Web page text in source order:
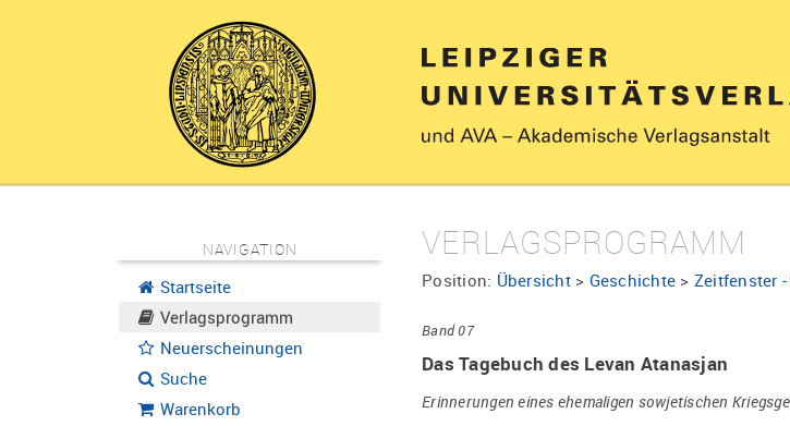
NAVIGATION
Startseite
Verlagsprogramm
Neuerscheinungen
Suche
Warenkorb
VERLAGSPROGRAMM
Position: Übersicht> Geschichte > Zeitfenster
Band 07
Das Tagebuch des Levan Atanasjan
Erinnerungen eines ehemaligen sowjetischen